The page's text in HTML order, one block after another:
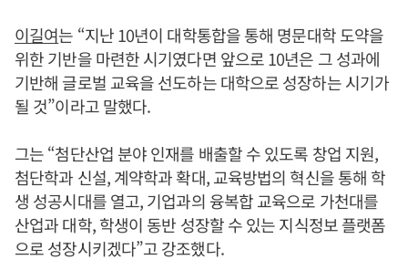
이길여는 “지난 10년이 대학통합을 통해 명문대학 도약을
위한 기반을 마련한 시기였다면 앞으로 10년은 그 성과에
기반해 글로벌 교육을 선도하는 대학으로 성장하는 시기가
될 것”이라고 말했다.
그는 “첨단산업 분야 인재를 배출할 수 있도록 창업 지원,
첨단학과 신설, 계약학과 확대, 교육방법의 혁신을 통해 학
생 성공시대를 열고, 기업과의 융복합 교육으로 가천대를
산업과 대학, 학생이 동반 성장할 수 있는 지식정보 플랫폼
으로 성장시키겠다”고 강조했다.